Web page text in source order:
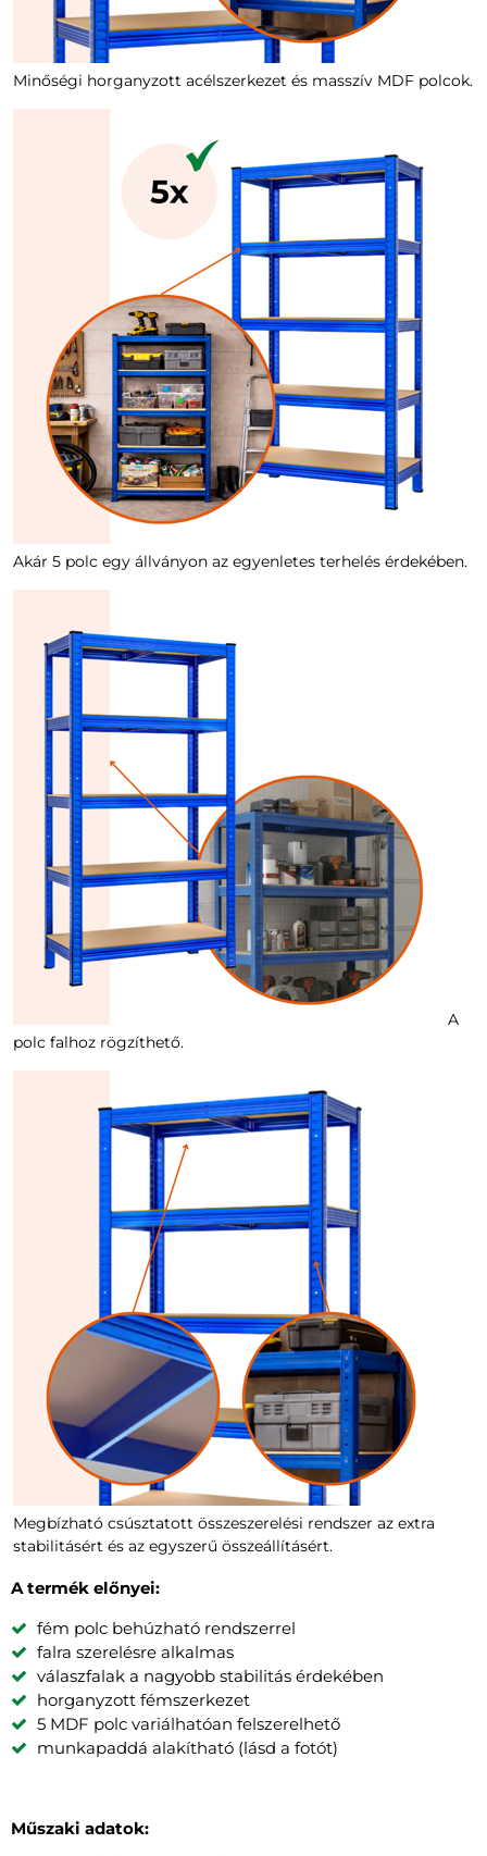
Minőségi horganyzott acélszerkezet és masszív MDF polcok.
Akár 5 polc egy állványon az egyenletes terhelés érdekében.
A
polc falhoz rögzíthető.
Megbízható csúsztatott összeszerelési rendszer az extra
stabilitásért és az egyszerű összeállításért.
A termék előnyei:
fém polc behúzható rendszerrel
falra szerelésre alkalmas
válaszfalak a nagyobb stabilitás érdekében
horganyzott fémszerkezet
5 MDF polc variálhatóan felszerelhető
munkapaddá alakítható (lásd a fotót)
Műszaki adatok: